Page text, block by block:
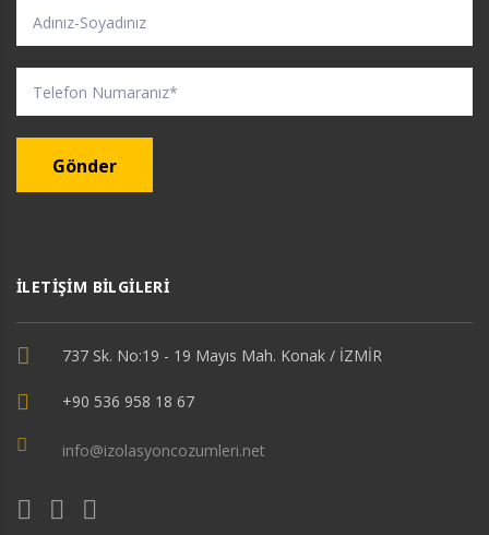
Gönder
İLETIŞIM BILGILERI
737 Sk. No:19 - 19 Mayıs Mah. Konak / İZMİR
+90 536 958 18 67
info@izolasyoncozumleri.net